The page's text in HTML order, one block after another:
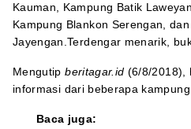
Kauman, Kampung Batik
Kampung Blankon Serengan,
Jayengan.Terdengar menarik,
Mengutipberitagar.id (6/8/2018),
informasi dari beberapa
Baca juga: